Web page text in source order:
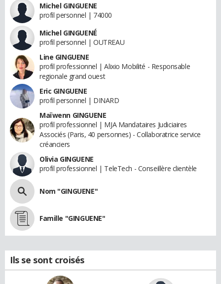
Michel GINGUENE
profil personnel | 74000
Michel GINGUENÉ
profil personnel | OUTREAU
Line GINGUENE
profil professionnel | Alixio Mobilité - Responsable
regionale grand ouest
Eric GINGUENE
profil personnel | DINARD
Maïwenn GINGUENE
profil professionnel | MJA Mandataires Judiciaires
Associés (Paris, 40 personnes) - Collaboratrice service
créanciers
Olivia GINGUENE
profil professionnel | TeleTech - Conseillère clientèle
Nom "GINGUENE"
Famille "GINGUENE"
Ils se sont croisés